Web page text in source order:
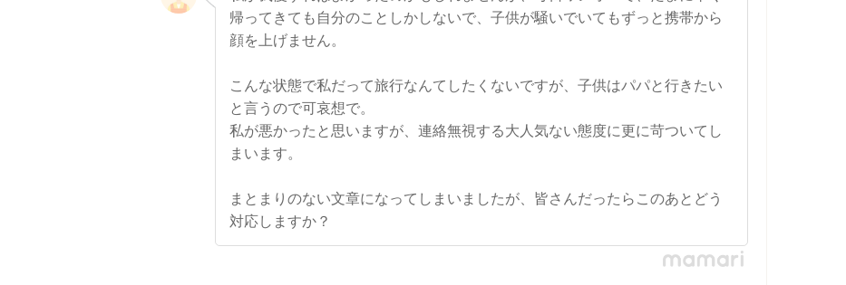
帰ってきても自分のことしかしないで、子供が騒いでいてもずっと携帯から
顔を上げません。
こんな状態で私だって旅行なんてしたくないですが、子供はパパと行きたい
と言うので可哀想で。
私が悪かったと思いますが、連絡無視する大人気ない態度に更に苛ついてし
まいます。
まとまりのない文章になってしまいましたが、皆さんだったらこのあとどう
対応しますか？